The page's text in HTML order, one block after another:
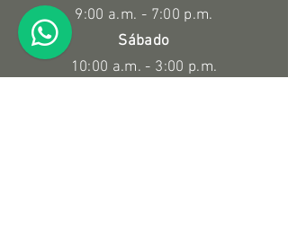
9:00 a.m. - 7:00 p.m.
Sábado
10:00 a.m. - 3:00 p.m.